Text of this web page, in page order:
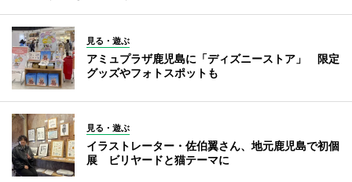
見る・遊ぶ
アミュプラザ鹿児島に「ディズニーストア」 限定
グッズやフォトスポットも
見る・遊ぶ
イラストレーター・佐伯翼さん、地元鹿児島で初個
展 ビリヤードと猫テーマに